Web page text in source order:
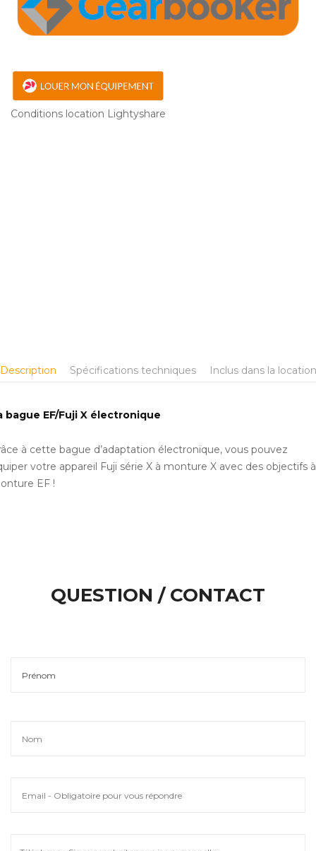
Conditions location Lightyshare
Description Spécifications techniques Inclus dans la location
bague EF/Fuji X électronique
à cette bague d’adaptation électronique, vous pouvez
votre appareil Fuji série X à monture X avec des objectifs à
EF !
QUESTION / CONTACT